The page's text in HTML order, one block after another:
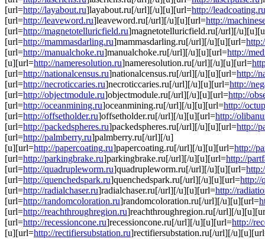
[url=http://layabout.ru]layabout.ru[/url][/u][u][url=http://leadcoating.ru
[url=http://leaveword.ru]leaveword.ru[/url][/u][u][url=http://
[url=http://magnetotelluricfield.ru]magnetotelluricfield.ru[/url][/
[url=http://mammasdarling.ru]mammasdarling.ru[/url][/u][u][url=
[url=http://manualchoke.ru]manualchoke.ru[/url][/u][u][url=http://
[u][url=http://nameresolution.ru]nameresolution.ru[/url][/u][u][url=
[url=http://nationalcensus.ru]nationalcensus.ru[/url][/u][u][url=http://
[url=http://necroticcaries.ru]necroticcaries.ru[/url][/u][u][url=http://
[url=http://objectmodule.ru]objectmodule.ru[/url][/u][u][url=http://
[url=http://oceanmining.ru]oceanmining.ru[/url][/u][u][url=http://
[url=http://offsetholder.ru]offsetholder.ru[/url][/u][u][url=http://
[url=http://packedspheres.ru]packedspheres.ru[/url][/u][u][url=http://
[url=http://palmberry.ru]palmberry.ru[/url][/u]
[u][url=http://papercoating.ru]papercoating.ru[/url][/u][u][url=http://
[url=http://parkingbrake.ru]parkingbrake.ru[/url][/u][u][url=http://
[url=http://quadrupleworm.ru]quadrupleworm.ru[/url][/u][u][url=
[url=http://quenchedspark.ru]quenchedspark.ru[/url][/u][u][url=http://
[url=http://radialchaser.ru]radialchaser.ru[/url][/u][u][url=http://
[url=http://randomcoloration.ru]randomcoloration.ru[/url][/u][u][url=
[url=http://reachthroughregion.ru]reachthroughregion.ru[/url][/
[url=http://recessioncone.ru]recessioncone.ru[/url][/u][u][url=http://
[u][url=http://rectifiersubstation.ru]rectifiersubstation.ru[/url][/